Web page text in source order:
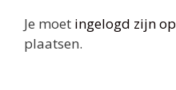
Je moet ingelogd zijn op
plaatsen.